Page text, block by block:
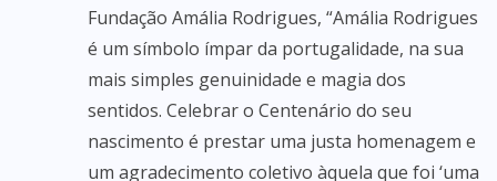
Fundação Amália Rodrigues, “Amália Rodrigues
é um símbolo ímpar da portugalidade, na sua
mais simples genuinidade e magia dos
sentidos. Celebrar o Centenário do seu
nascimento é prestar uma justa homenagem e
um agradecimento coletivo àquela que foi ‘uma